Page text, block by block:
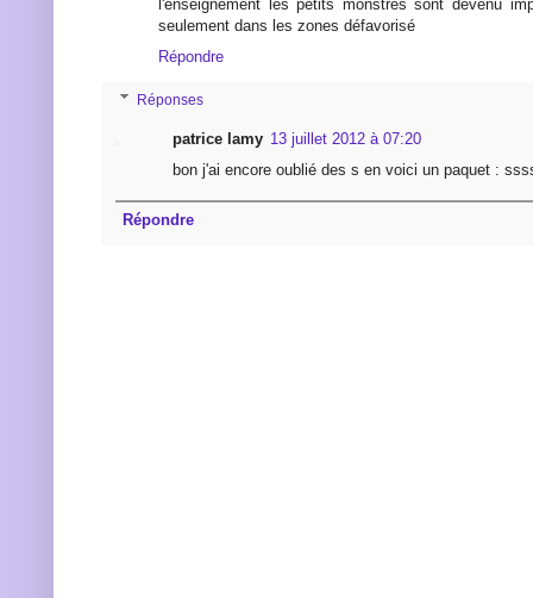
l'enseignement les petits monstres sont devenu
seulement dans les zones défavorisé
Répondre
Réponses
patrice lamy 13 juillet 2012 à 07:20
bon j'ai encore oublié des s en voici un paquet :
Répondre